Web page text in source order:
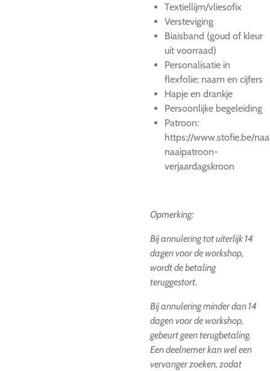
Textiellijm/vliesofix
Versteviging
Biaisband (goud of kleur
uit voorraad)
Personalisatie in
flexfolie: naam en cijfers
Hapje en drankje
Persoonlijke begeleiding
Patroon:
https://www.stofie.be/
naaipatroon-
verjaardagskroon
Opmerking:
Bij annulering tot uiterlijk 14
dagen voor de workshop,
wordt de betaling
teruggestort.
Bij annulering minder dan 14
dagen voor de workshop,
gebeurt geen terugbetaling.
Een deelnemer kan wel een
vervanger zoeken, zodat